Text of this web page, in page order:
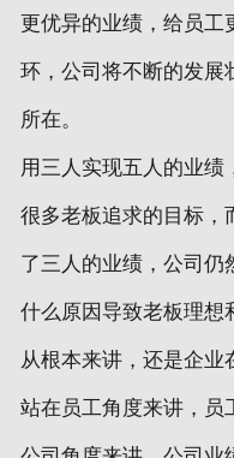
更优异的业绩，给员工
环，公司将不断的发展
所在。
用三人实现五人的业绩
很多老板追求的目标，
了三人的业绩，公司仍
什么原因导致老板理想
从根本来讲，还是企业
站在员工角度来讲，员